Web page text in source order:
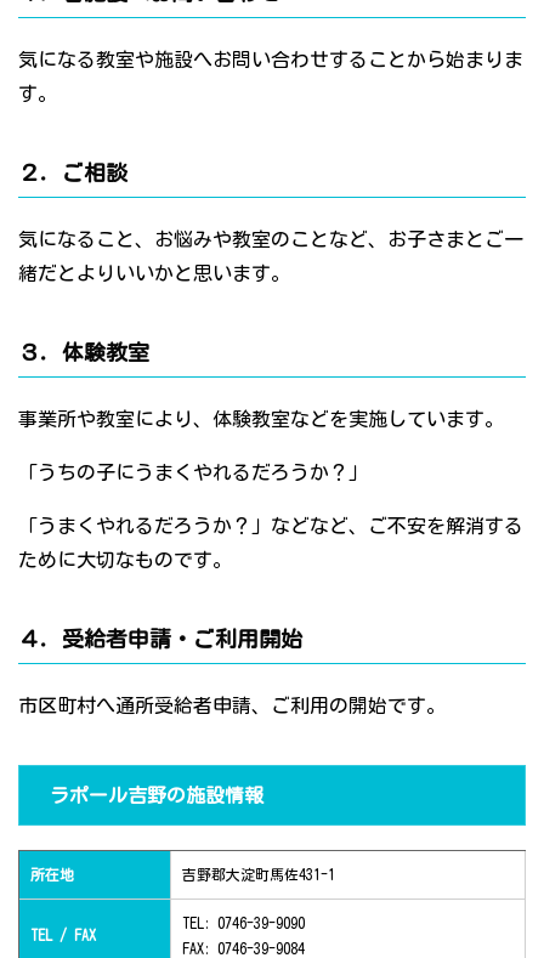
気になる教室や施設へお問い合わせすることから始まりま
す。
２．ご相談
気になること、お悩みや教室のことなど、お子さまとご一
緒だとよりいいかと思います。
３．体験教室
事業所や教室により、体験教室などを実施しています。
「うちの子にうまくやれるだろうか？」
「うまくやれるだろうか？」などなど、ご不安を解消する
ために大切なものです。
４．受給者申請・ご利用開始
市区町村へ通所受給者申請、ご利用の開始です。
ラポール吉野の施設情報
所在地 吉野郡大淀町馬佐431-1
TEL / FAX
TEL: 0746-39-9090
FAX: 0746-39-9084